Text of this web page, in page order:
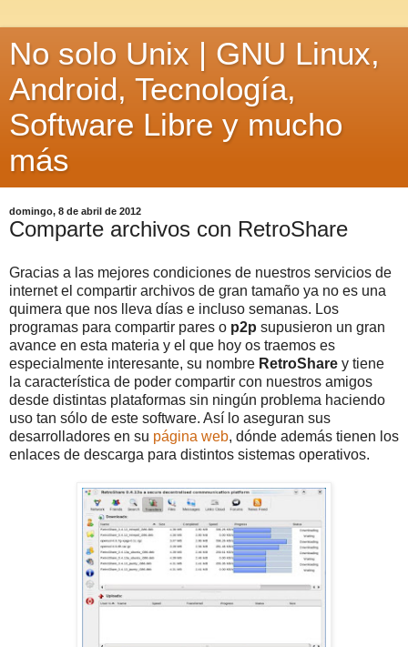
No solo Unix | GNU Linux,
Android, Tecnología,
Software Libre y mucho
más
domingo, 8 de abril de 2012
Comparte archivos con RetroShare
Gracias a las mejores condiciones de nuestros servicios de
internet el compartir archivos de gran tamaño ya no es una
quimera que nos lleva días e incluso semanas. Los
programas para compartir pares o p2p supusieron un gran
avance en esta materia y el que hoy os traemos es
especialmente interesante, su nombre RetroShare y tiene
la característica de poder compartir con nuestros amigos
desde distintas plataformas sin ningún problema haciendo
uso tan sólo de este software. Así lo aseguran sus
desarrolladores en su página web, dónde además tienen los
enlaces de descarga para distintos sistemas operativos.